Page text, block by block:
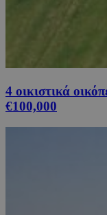
4 οικιστικά
€100,000